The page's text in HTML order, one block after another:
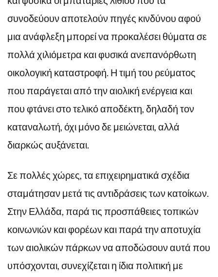
συνοδεύουν αποτελούν πηγές κινδύνου αφού
μια ανάφλεξη μπορεί να προκαλέσει θύματα σε
πολλά χιλιόμετρα και φυσικά ανεπανόρθωτη
οικολογική καταστροφή. Η τιμή του ρεύματος
που παράγεται από την αιολική ενέργεια και
που φτάνει στο τελικό αποδέκτη, δηλαδή τον
καταναλωτή, όχι μόνο δε μειώνεται, αλλά
διαρκώς αυξάνεται.
Σε πολλές χώρες, τα επιχειρηματικά σχέδια
σταμάτησαν μετά τις αντιδράσεις των κατοίκων.
Στην Ελλάδα, παρά τις προσπάθειες τοπικών
κοινωνιών και φορέων και παρά την αποτυχία
των αιολικών πάρκων να αποδώσουν αυτά που
υπόσχονται, συνεχίζεται η ίδια πολιτική με